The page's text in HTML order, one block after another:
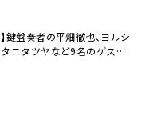
鍵盤奏者の平畑徹也、ヨルシ
タニタツヤなど9名のゲスト
ムに音楽人生の総括「自分